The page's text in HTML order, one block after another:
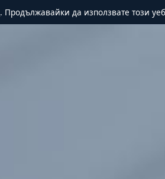
. Продължавайки да използвате този